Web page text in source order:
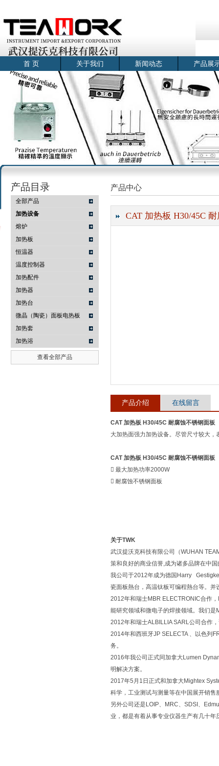
武汉提沃克科技有限公司
首 页 关于我们 新闻动态 产品展
产品目录
全部产品
加热设备
熔炉
加热板
恒温器
温度控制器
加热配件
加热器
加热台
微晶（陶瓷）面板电热板
加热套
加热浴
查看全部产品
产品中心
CAT 加热板 H30/45C
产品介绍 在线留言
CAT 加热板 H30/45C 耐腐蚀不锈钢面板
大加热面强力加热设备。尽管尺寸较大
CAT 加热板 H30/45C 耐腐蚀不锈钢面板
 最大加热功率2000W
 耐腐蚀不锈钢面板
关于TWK
武汉提沃克科技有限公司（WUHAN
策和良好的商业信誉,成为诸多品牌在中
我公司于2012年成为德国Harry
瓷面板熱台，高温钛板可编程熱台等。
2012年和瑞士MBR ELECTRONIC合作
能研究领域和微电子的焊接领域。我们
2012年和瑞士ALBILLIA SARL公司合作
2014年和西班牙JP SELECTA 、以色列
务。
2016年我公司正式同加拿大Lumen
明解决方案。
2017年5月1日正式和加拿大Mightex
科学，工业测试与测量等在中国展开销售
另外公司还是LOIP、MRC、SDSI、
业，都是有着从事专业仪器生产有几十